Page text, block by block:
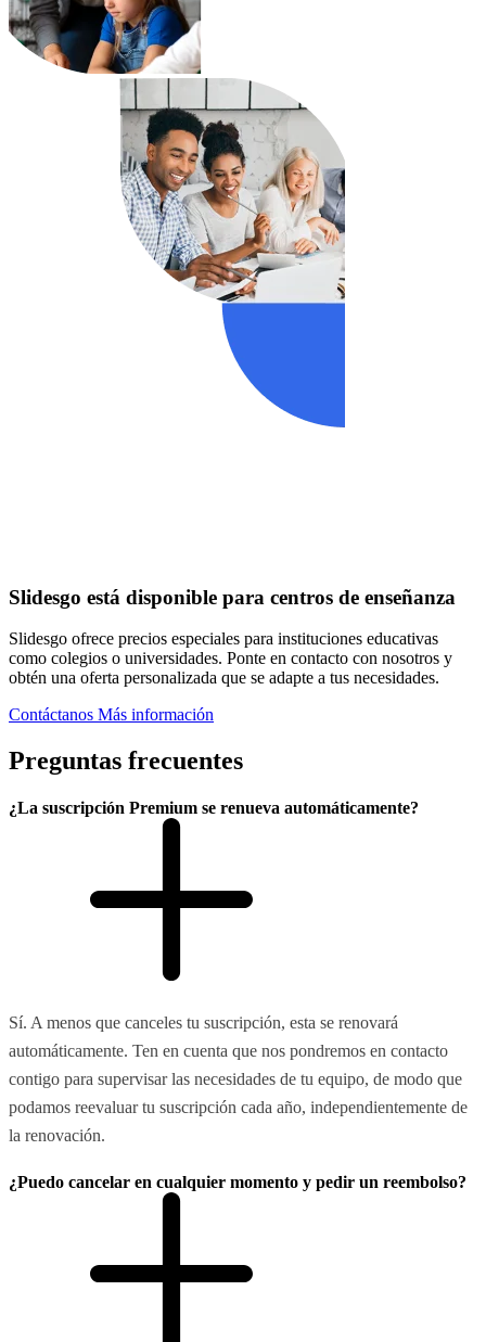
Slidesgo está disponible para centros de enseñanza
Slidesgo ofrece precios especiales para instituciones educativas
como colegios o universidades. Ponte en contacto con nosotros y
obtén una oferta personalizada que se adapte a tus necesidades.
Contáctanos Más información
Preguntas frecuentes
¿La suscripción Premium se renueva automáticamente?
Sí. A menos que canceles tu suscripción, esta se renovará
automáticamente. Ten en cuenta que nos pondremos en contacto
contigo para supervisar las necesidades de tu equipo, de modo que
podamos reevaluar tu suscripción cada año, independientemente de
la renovación.
¿Puedo cancelar en cualquier momento y pedir un reembolso?